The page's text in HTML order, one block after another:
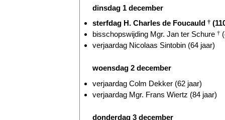
dinsdag 1 december
sterfdag H. Charles de Foucauld †
bisschopswijding Mgr. Jan ter Schure †
verjaardag Nicolaas Sintobin (64 jaar)
woensdag 2 december
verjaardag Colm Dekker (62 jaar)
verjaardag Mgr. Frans Wiertz (84 jaar)
donderdag 3 december